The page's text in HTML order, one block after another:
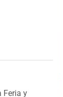
Feria y